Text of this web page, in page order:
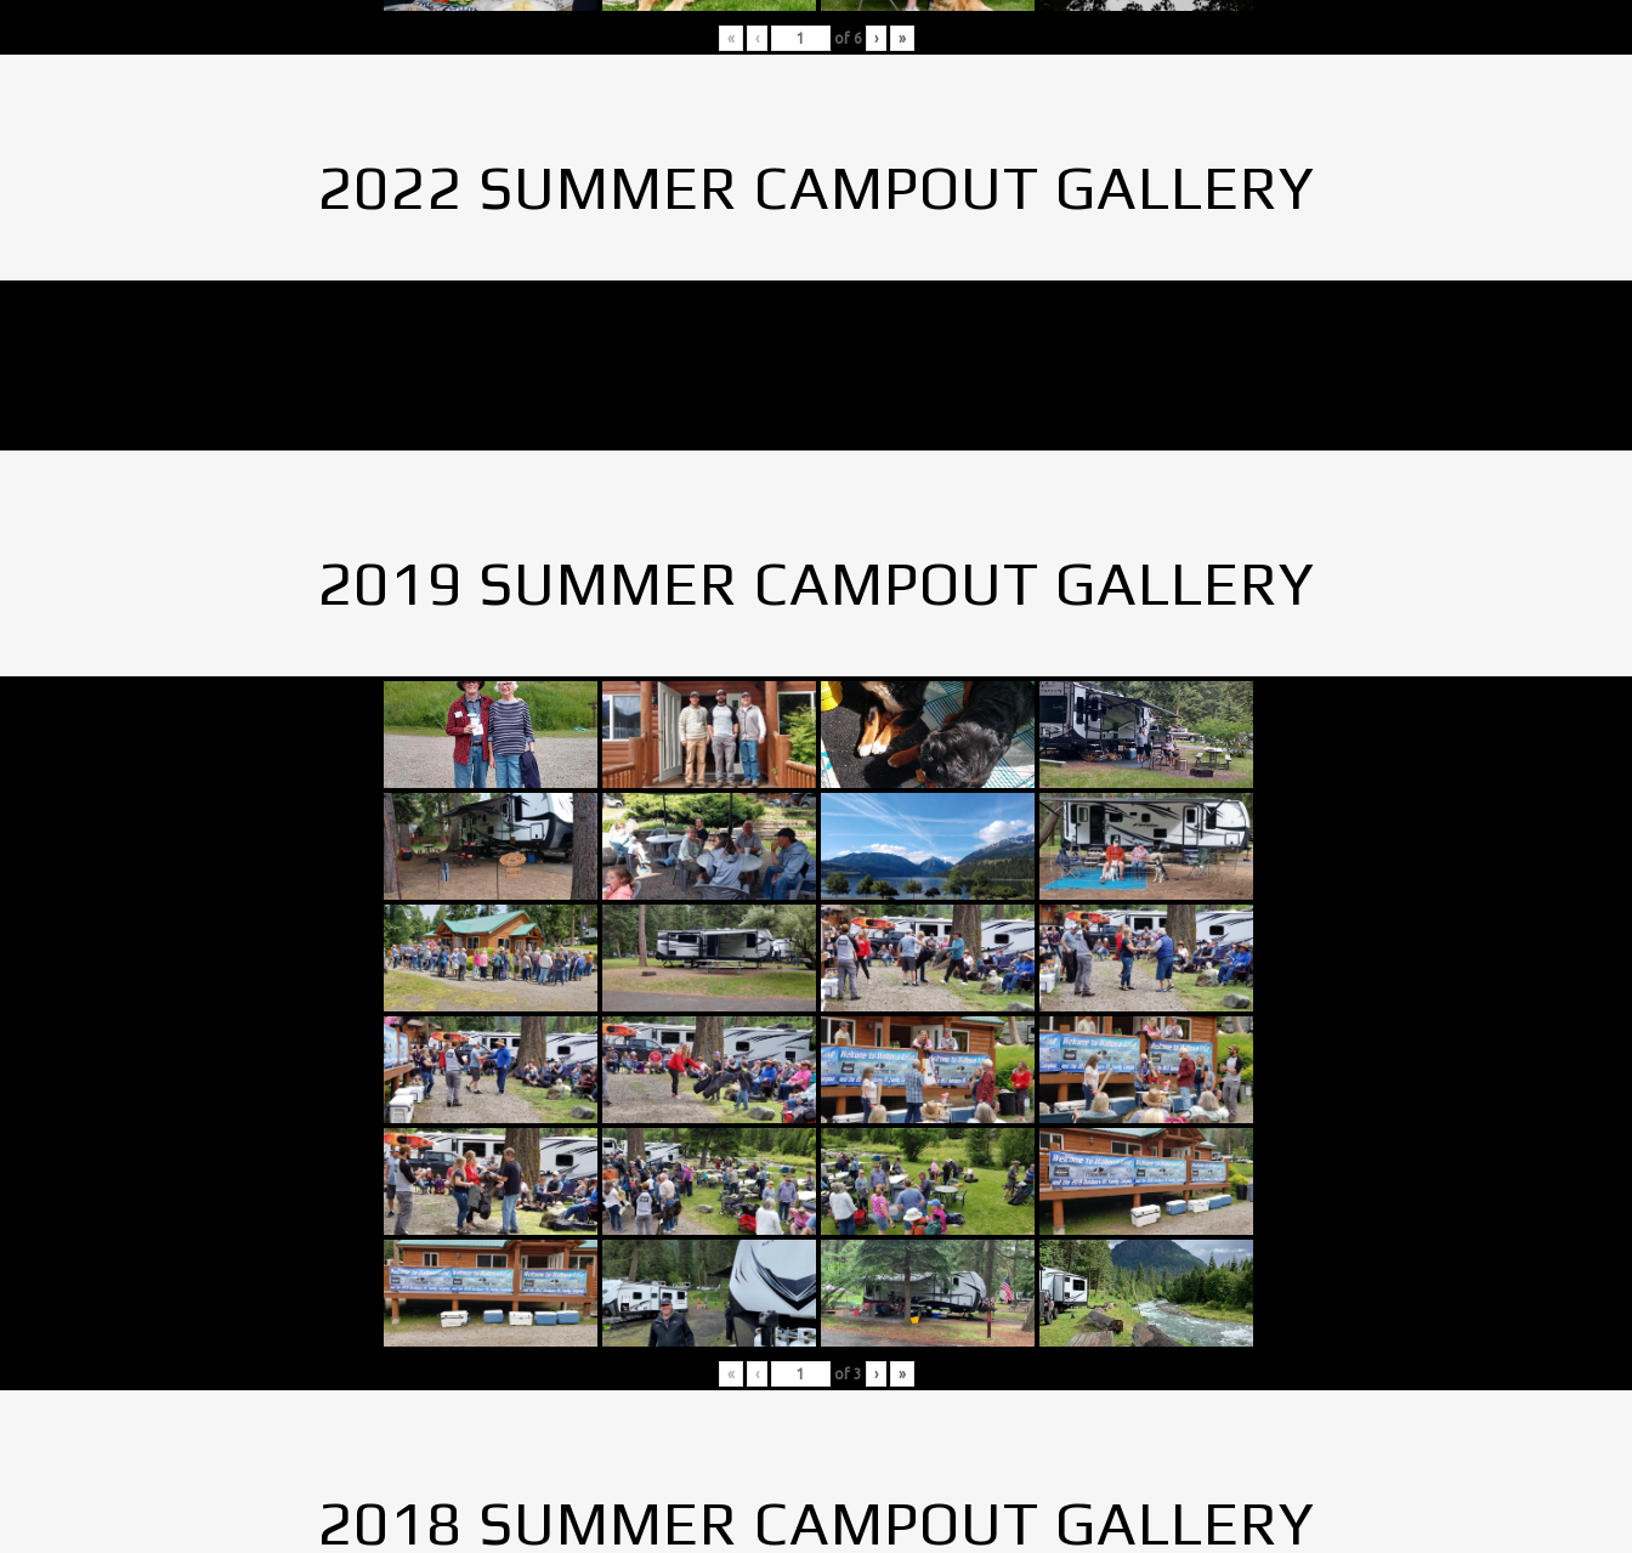
« ‹ of 6 › »
2022 SUMMER CAMPOUT GALLERY
2019 SUMMER CAMPOUT GALLERY
« ‹ of 3 › »
2018 SUMMER CAMPOUT GALLERY